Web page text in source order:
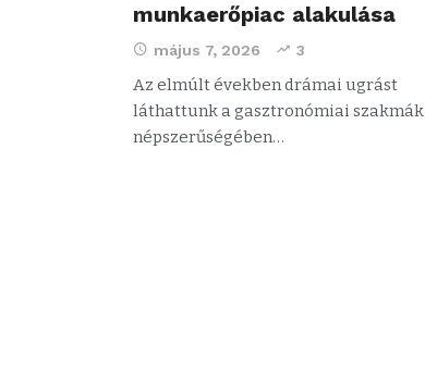
munkaerőpiac alakulása
május 7, 2026 3
Az elmúlt években drámai ugrást
láthattunk a gasztronómiai szakmák
népszerűségében…